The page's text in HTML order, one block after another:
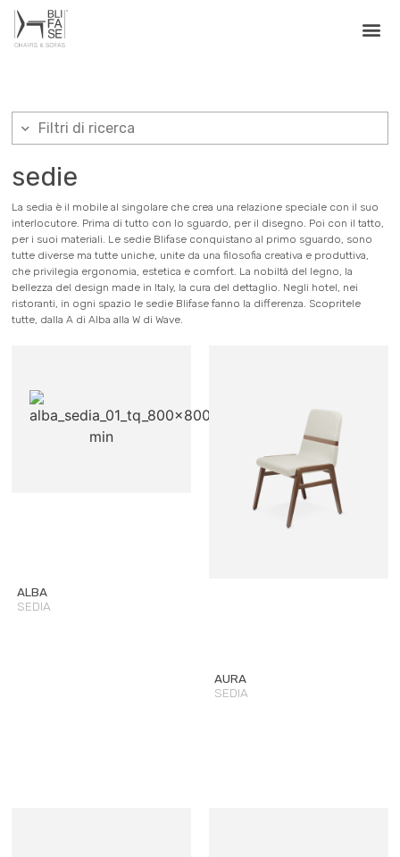
Filtri di ricerca
sedie
La sedia è il mobile al singolare che crea una relazione speciale con il suo
interlocutore. Prima di tutto con lo sguardo, per il disegno. Poi con il tatto,
per i suoi materiali. Le sedie Blifase conquistano al primo sguardo, sono
tutte diverse ma tutte uniche, unite da una filosofia creativa e produttiva,
che privilegia ergonomia, estetica e comfort. La nobiltà del legno, la
bellezza del design made in Italy, la cura del dettaglio. Negli hotel, nei
ristoranti, in ogni spazio le sedie Blifase fanno la differenza. Scopritele
tutte, dalla A di Alba alla W di Wave.
ALBA
SEDIA
AURA
SEDIA